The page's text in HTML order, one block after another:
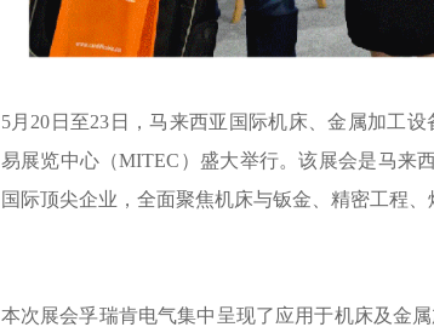
5月20日至23日，马来西亚国际机床、金属加工
易展览中心（MITEC）盛大举行。该展会是马来
国际顶尖企业，全面聚焦机床与钣金、精密工程
本次展会孚瑞肯电气集中呈现了应用于机床及金